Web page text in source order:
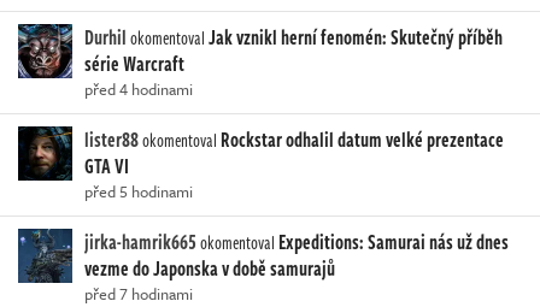
DurhilokomentovalJak vznikl herní fenomén: Skutečný příběh
série Warcraft
před 4 hodinami
lister88okomentoval Rockstar odhalil datum velké prezentace
GTA VI
před 5 hodinami
jirka-hamrik665okomentoval Expeditions: Samurai nás už dnes
vezme do Japonska v době samurajů
před 7 hodinami